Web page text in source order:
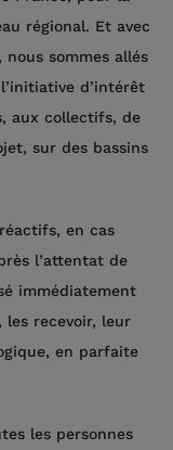
régional. Et avec
, nous sommes allés
d’intérêt
aux collectifs, de
sur des bassins
en cas
l’attentat de
immédiatement
les recevoir, leur
en parfaite
les personnes